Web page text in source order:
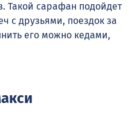
Такой сарафан подойдет
с друзьями, поездок за
его можно кедами,